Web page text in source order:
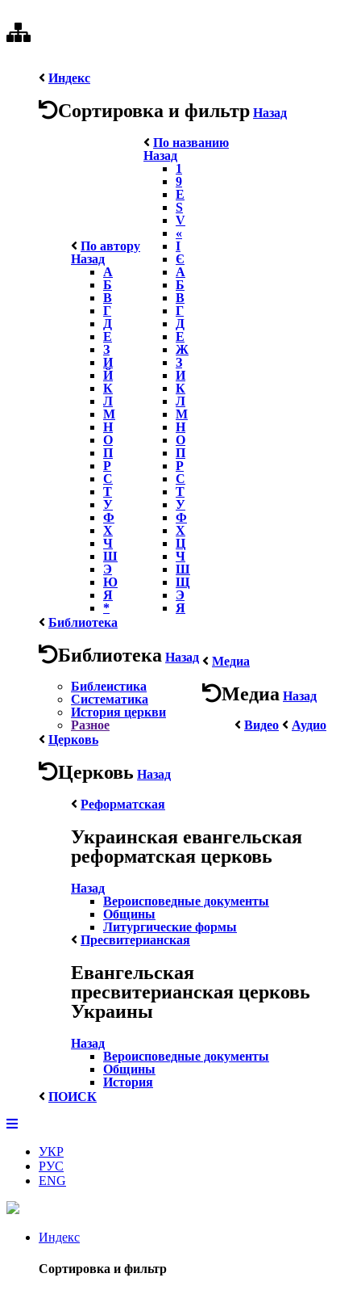
Индекс
Сортировка и фильтр Назад
По автору
Назад
А
Б
В
Г
Д
Е
З
И
Й
К
Л
М
Н
О
П
Р
С
Т
У
Ф
Х
Ч
Ш
Э
Ю
Я
*
По названию
Назад
1
9
E
S
V
«
І
Є
А
Б
В
Г
Д
Е
Ж
З
И
К
Л
М
Н
О
П
Р
С
Т
У
Ф
Х
Ц
Ч
Ш
Щ
Э
Я
Библиотека
Библиотека Назад
Библеистика
Систематика
История церкви
Разное
Медиа
Медиа Назад
Видео
Аудио
Церковь
Церковь Назад
Реформатская
Украинская евангельская
реформатская церковь
Назад
Вероисповедные документы
Общины
Литургические формы
Пресвитерианская
Евангельская
пресвитерианская церковь
Украины
Назад
Вероисповедные документы
Общины
История
ПОИСК
УКР
РУС
ENG
Индекс
Сортировка и фильтр